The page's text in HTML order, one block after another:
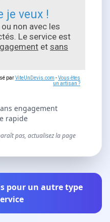
je veux !
non avec les
Le service est
et sans
parViteUnDevis.com -Vous êtes
un artisan ?
engagement
rapide
pas, actualisez la page
pour un autre type